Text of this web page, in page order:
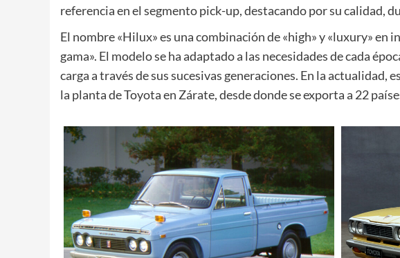
referencia en el segmento pick-up, destacando por su calidad,
El nombre «Hilux» es una combinación de «high» y «luxury» en
gama». El modelo se ha adaptado a las necesidades de cada
carga a través de sus sucesivas generaciones. En la actualidad,
la planta de Toyota en Zárate, desde donde se exporta a 22